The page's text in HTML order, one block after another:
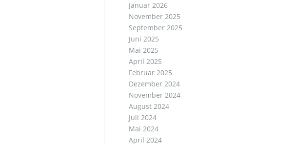
Januar 2026
November 2025
September 2025
Juni 2025
Mai 2025
April 2025
Februar 2025
Dezember 2024
November 2024
August 2024
Juli 2024
Mai 2024
April 2024